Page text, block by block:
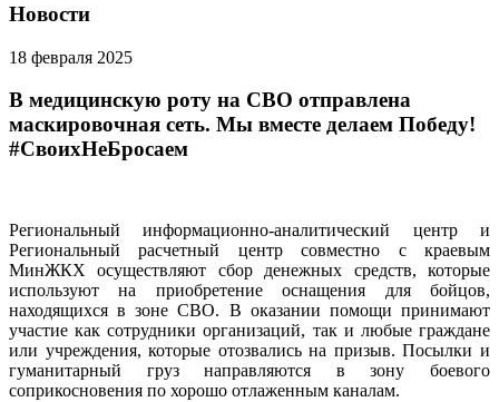
Новости
18 февраля 2025
В медицинскую роту на СВО отправлена
маскировочная сеть. Мы вместе делаем Победу!
#СвоихНеБросаем
Региональный информационно-аналитический центр и
Региональный расчетный центр совместно с краевым
МинЖКХ осуществляют сбор денежных средств, которые
используют на приобретение оснащения для бойцов,
находящихся в зоне СВО. В оказании помощи принимают
участие как сотрудники организаций, так и любые граждане
или учреждения, которые отозвались на призыв. Посылки и
гуманитарный груз направляются в зону боевого
соприкосновения по хорошо отлаженным каналам.